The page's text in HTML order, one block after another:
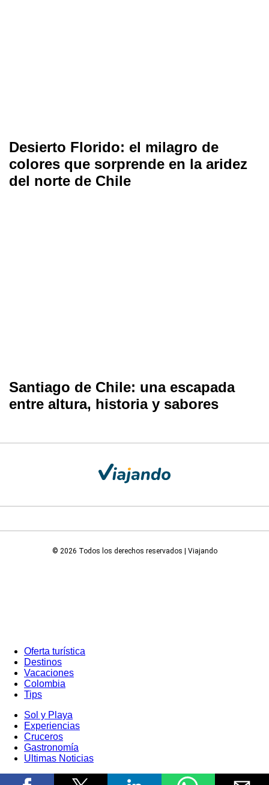
Desierto Florido: el milagro de
colores que sorprende en la aridez
del norte de Chile
Santiago de Chile: una escapada
entre altura, historia y sabores
© 2026 Todos los derechos reservados | Viajando
Oferta turística
Destinos
Vacaciones
Colombia
Tips
Sol y Playa
Experiencias
Cruceros
Gastronomía
Ultimas Noticias